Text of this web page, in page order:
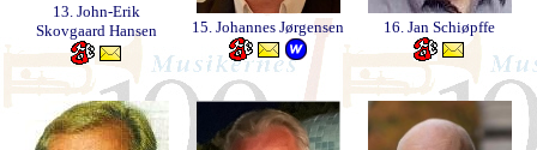
13. John-Erik
Skovgaard Hansen
15. Johannes Jørgensen 16. Jan Schiøpffe